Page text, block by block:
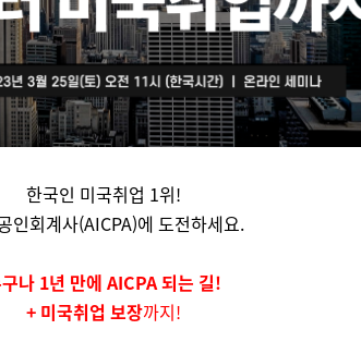
한국인 미국취업 1위!
인회계사(AICPA)에 도전하세요.
나 1년 만에 AICPA 되는 길!
+ 미국취업 보장까지!